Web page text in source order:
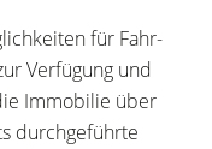
für Fahr-
Verfügung und
Immobilie über
durchgeführte